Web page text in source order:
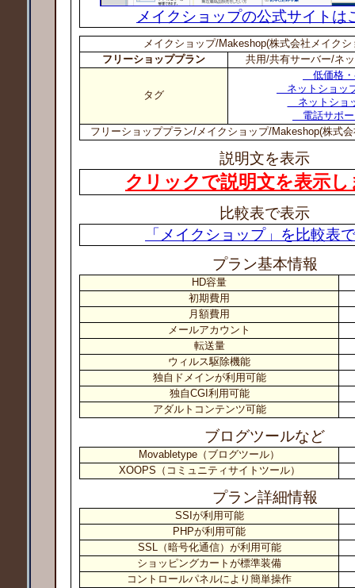
メイクショップの公式サイトは
メイクショップ/Makeshop(株式会社メイクシ
フリーショッププラン
共用/共有サーバー/ネ
タグ
低価格・
ネットショッ
ネットショ
電話サポー
フリーショッププラン/メイクショップ/Makeshop(株式
説明文を表示
クリックで説明文を表示し
比較表で表示
「メイクショップ」を比較表
プラン基本情報
HD容量
初期費用
月額費用
メールアカウント
転送量
ウィルス駆除機能
独自ドメインが利用可能
独自CGI利用可能
アダルトコンテンツ可能
ブログツールなど
Movabletype（ブログツール）
XOOPS（コミュニティサイトツール）
プラン詳細情報
SSIが利用可能
PHPが利用可能
SSL（暗号化通信）が利用可能
ショッピングカートが標準装備
コントロールパネルにより簡単操作